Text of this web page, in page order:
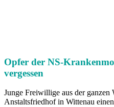
Opfer der NS-
vergessen
Junge Freiwillige aus der ganzen
Anstaltsfriedhof in Wittenau